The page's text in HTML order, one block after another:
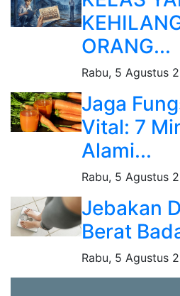
ORANG...
Rabu, 5 Agustus
Jaga
Vital: 7
Alami...
Rabu, 5 Agustus
Jebakan
Berat
Rabu, 5 Agustus